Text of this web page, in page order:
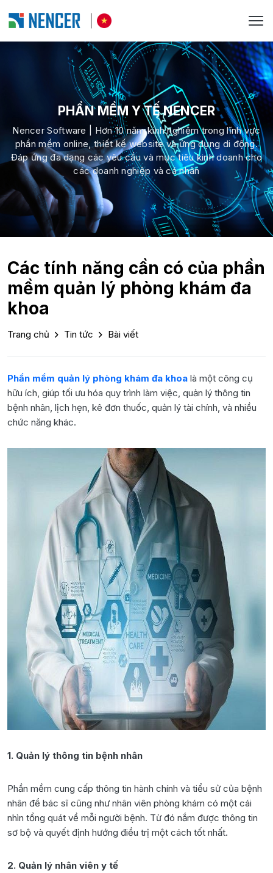
PHẦN MỀM Y TẾ NENCER
Nencer Software | Hơn 10 năm kinh nghiệm trong lĩnh vực
phần mềm online, thiết kế website và ứng dụng di động.
Đáp ứng đa dạng các yêu cầu và mục tiêu kinh doanh cho
các doanh nghiệp và cá nhân
Các tính năng cần có của phần
mềm quản lý phòng khám đa
khoa
Trang chủ Tin tức Bài viết
Phần mềm quản lý phòng khám đa khoa là một công cụ
hữu ích, giúp tối ưu hóa quy trình làm việc, quản lý thông tin
bệnh nhân, lịch hẹn, kê đơn thuốc, quản lý tài chính, và nhiều
chức năng khác.
1. Quản lý thông tin bệnh nhân
Phần mềm cung cấp thông tin hành chính và tiểu sử của bệnh
nhân để bác sĩ cũng như nhân viên phòng khám có một cái
nhìn tổng quát về mỗi người bệnh. Từ đó nắm được thông tin
sơ bộ và quyết định hướng điều trị một cách tốt nhất.
2. Quản lý nhân viên y tế